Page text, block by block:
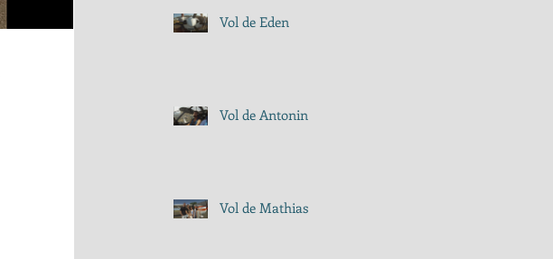
Vol de Eden
Vol de Antonin
Vol de Mathias